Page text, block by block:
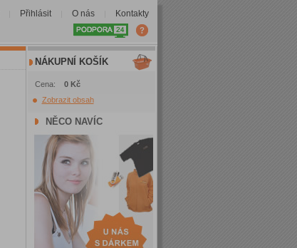
Přihlásit O nás Kontakty
NÁKUPNÍ KOŠÍK
Cena: 0 Kč
Zobrazit obsah
NĚCO NAVÍC